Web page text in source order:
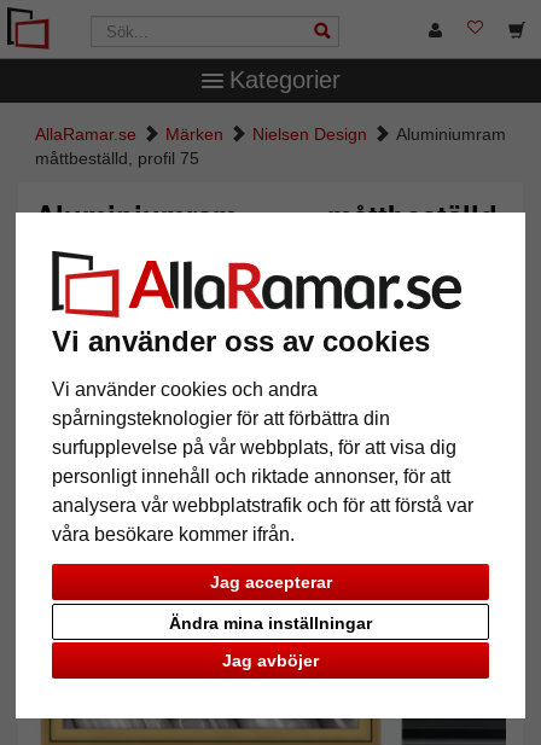
Vi använder oss av cookies
Vi använder cookies och andra
spårningsteknologier för att förbättra din
surfupplevelse på vår webbplats, för att visa dig
personligt innehåll och riktade annonser, för att
analysera vår webbplatstrafik och för att förstå var
våra besökare kommer ifrån.
Jag accepterar
Jag avböjer
Ändra mina inställningar
Kategorier
AllaRamar.se Märken Nielsen Design
Aluminiumram
måttbeställd, profil 75
Aluminiumram måttbeställd,
profil 75
Tillbaka